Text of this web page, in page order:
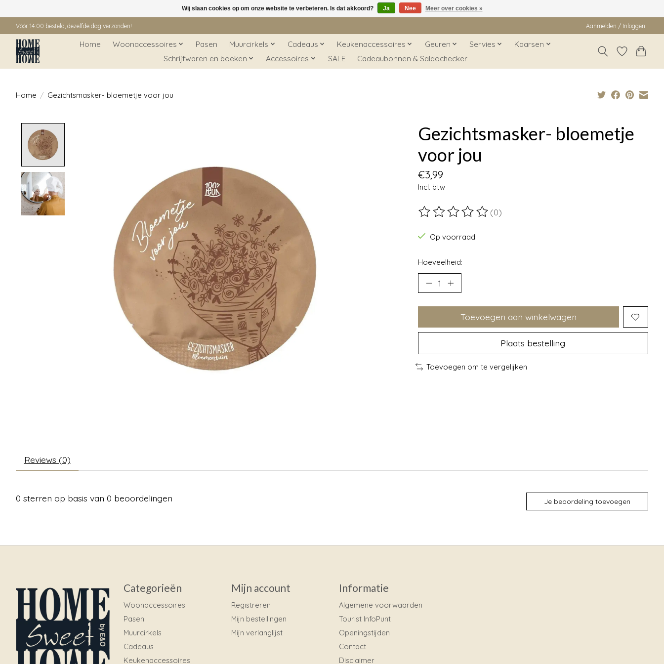
Vóór 14:00 besteld, dezelfde dag verzonden! Aanmelden / Inloggen
Home Woonaccessoires Pasen Muurcirkels Cadeaus Keukenaccessoires Geuren Servies
Kaarsen
Schrijfwaren en boeken
Accessoires SALE Cadeaubonnen & Saldochecker
Home / Gezichtsmasker- bloemetje voor jou
Gezichtsmasker- bloemetje
voor jou
€3,99
Incl. btw
De beoordeling van dit product is
(0)
Op voorraad
Hoeveelheid:
Toevoegen aan winkelwagen
Plaats bestelling
Toevoegen om te vergelijken
Reviews (0)
0 sterren op basis van 0 beoordelingen Je beoordeling toevoegen
Categorieën
Woonaccessoires
Pasen
Muurcirkels
Cadeaus
Keukenaccessoires
Mijn account
Registreren
Mijn bestellingen
Mijn verlanglijst
Informatie
Algemene voorwaarden
Tourist InfoPunt
Openingstijden
Contact
Disclaimer
Wij slaan cookies op om onze website te verbeteren. Is dat akkoord? Ja Nee Meer over cookies »